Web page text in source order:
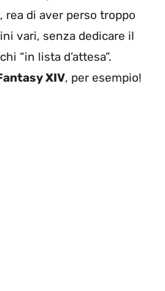
, rea di aver perso troppo
vari, senza dedicare il
“in lista d’attesa”.
XIV, per esempio!